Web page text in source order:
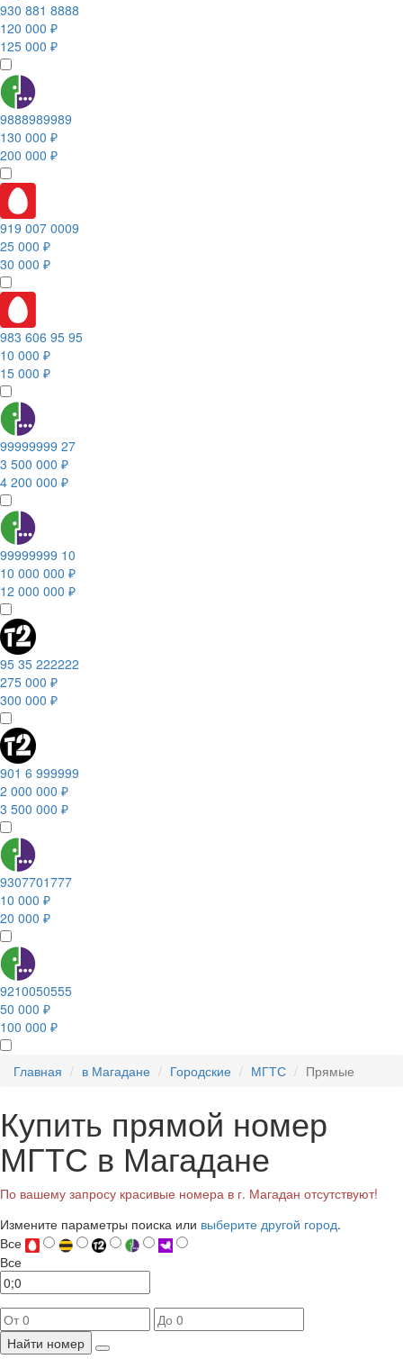
930 881 8888
120 000 ₽
125 000 ₽
9888989989
130 000 ₽
200 000 ₽
919 007 0009
25 000 ₽
30 000 ₽
983 606 95 95
10 000 ₽
15 000 ₽
99999999 27
3 500 000 ₽
4 200 000 ₽
99999999 10
10 000 000 ₽
12 000 000 ₽
95 35 222222
275 000 ₽
300 000 ₽
901 6 999999
2 000 000 ₽
3 500 000 ₽
9307701777
10 000 ₽
20 000 ₽
9210050555
50 000 ₽
100 000 ₽
Главная в Магадане Городские МГТС Прямые
Купить прямой номер
МГТС в Магадане
По вашему запросу красивые номера в г. Магадан отсутствуют!
Измените параметры поиска или выберите другой город.
Все
Все
Найти номер